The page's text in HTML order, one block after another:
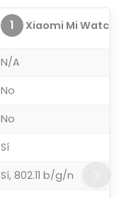
1 Xiaomi Mi Watch
N/A
No
No
Sí
Sí, 802.11 b/g/n